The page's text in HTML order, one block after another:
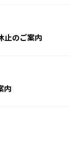
止のご案内
内